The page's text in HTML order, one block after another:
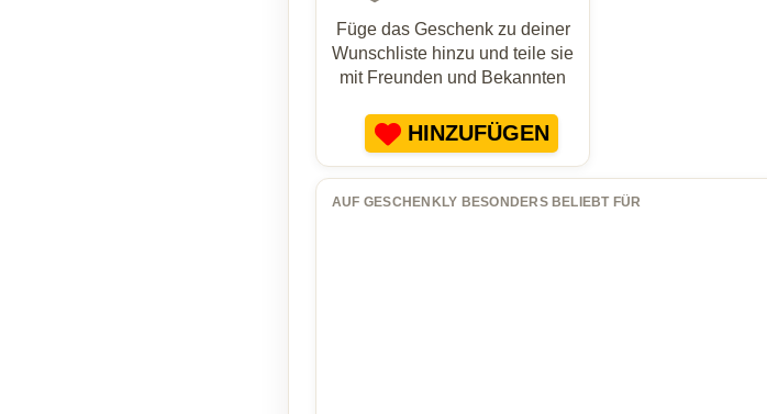
Füge das Geschenk zu deiner
Wunschliste hinzu und teile sie
mit Freunden und Bekannten
HINZUFÜGEN
AUF GESCHENKLY BESONDERS BELIEBT FÜR